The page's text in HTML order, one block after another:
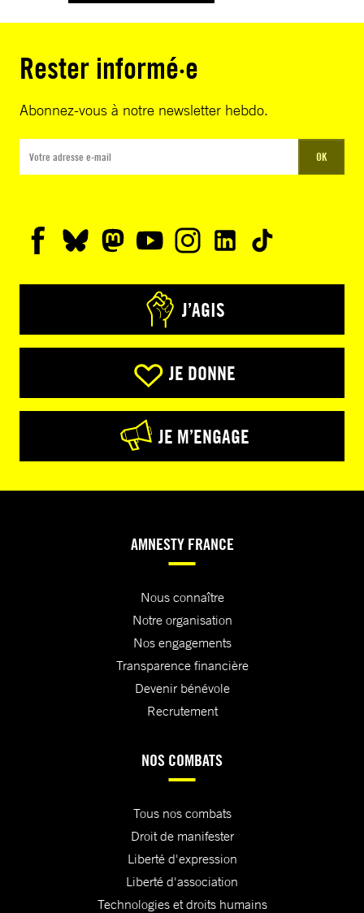
Rester informé·e
Abonnez-vous à notre newsletter hebdo.
OK
J’AGIS
JE DONNE
JE M’ENGAGE
AMNESTY FRANCE
Nous connaître
Notre organisation
Nos engagements
Transparence financière
Devenir bénévole
Recrutement
NOS COMBATS
Tous nos combats
Droit de manifester
Liberté d'expression
Liberté d'association
Technologies et droits humains